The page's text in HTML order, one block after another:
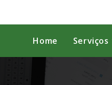
Home Serviços